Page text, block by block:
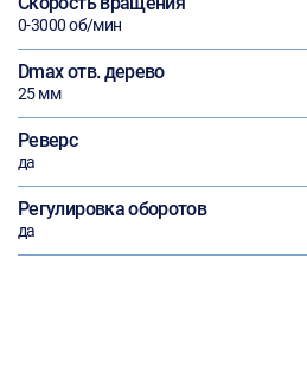
0-3000 об/мин
Dmax отв. дерево
25 мм
Реверс
да
Регулировка оборотов
да